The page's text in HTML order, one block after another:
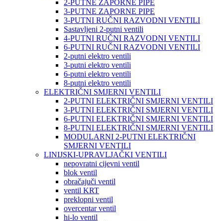
2-PUTNE ZAPORNE PIPE
3-PUTNE ZAPORNE PIPE
3-PUTNI RUČNI RAZVODNI VENTILI
Sastavljeni 2-putni ventili
4-PUTNI RUČNI RAZVODNI VENTILI
6-PUTNI RUČNI RAZVODNI VENTILI
2-putni elektro ventili
3-putni elektro ventili
6-putni elektro ventili
8-putni elektro ventili
ELEKTRIČNI SMJERNI VENTILI
2-PUTNI ELEKTRIČNI SMJERNI VENTILI
3-PUTNI ELEKTRIČNI SMJERNI VENTILI
6-PUTNI ELEKTRIČNI SMJERNI VENTILI
8-PUTNI ELEKTRIČNI SMJERNI VENTILI
MODULARNI 2-PUTNI ELEKTRIČNI
SMJERNI VENTILI
LINIJSKI-UPRAVLJAČKI VENTILI
nepovratni cijevni ventil
blok ventil
obračajuči ventil
ventil KRT
preklopni ventil
overcentar ventil
hi-lo ventil